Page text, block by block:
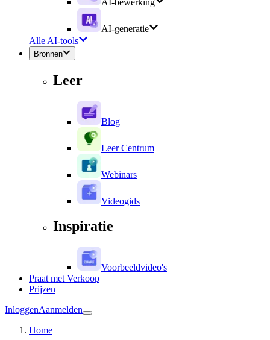
AI-bewerking
AI-generatie
Alle AI-tools
Bronnen
Leer
Blog
Leer Centrum
Webinars
Videogids
Inspiratie
Voorbeeldvideo's
Praat met Verkoop
Prijzen
InloggenAanmelden
Home